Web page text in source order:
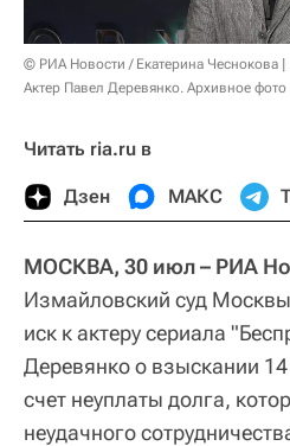
© РИА Новости / Екатерина Чеснокова
Актер Павел Деревянко. Архивное фото
Читать ria.ru в
Дзен МАКС
МОСКВА, 30 июл – РИА
Измайловский суд
иск к актеру сериала
Деревянко о взыскании
счет неуплаты долга,
неудачного